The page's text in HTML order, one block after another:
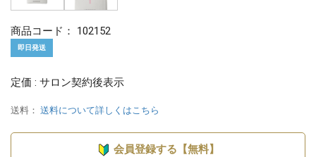
商品コード： 102152
即日発送
定価 : サロン契約後表示
送料： 送料について詳しくはこちら
会員登録する【無料】